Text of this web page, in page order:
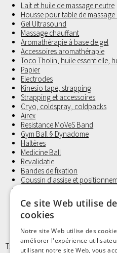
Lait et huile de massage neutre
Housse pour table de massage
Gel Ultrasound
Massage chauffant
Aromathérapie à base de gel
Accessoires aromathérapie
Toco Tholin, huile essentielle,
Papier
Electrodes
Kinesio tape, strapping
Strapping et accessoires
Cryo, coldspray, coldpacks
Airex
Resistance MoVeS Band
Gym Ball § Dynadome
Haltères
Medicine Ball
Revalidatie
Bandes de fixation
Coussin d'assise et
Gants d'examen, Non Latex
Petit materiel et Hygiène
T: +32 9/373 77 65
Ce site Web utilise
cookies
Notre site Web utilise des
améliorer l'expérience
utilisant notre site Web, vous